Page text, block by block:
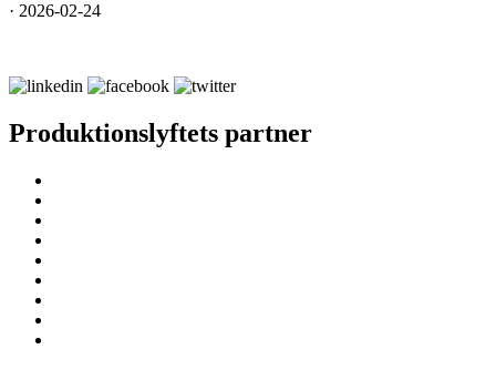
· 2026-02-24
Produktionslyftets partner